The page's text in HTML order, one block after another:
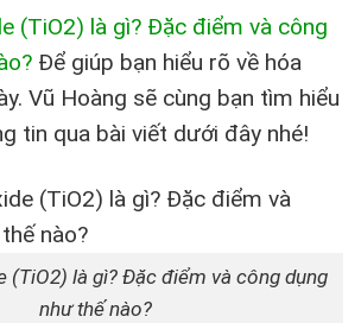
(TiO2) là gì? Đặc điểm và công
Để giúp bạn hiểu rõ về hóa
Vũ Hoàng sẽ cùng bạn tìm hiểu
tin qua bài viết dưới đây nhé!
(TiO2) là gì? Đặc điểm và công dụng
như thế nào?